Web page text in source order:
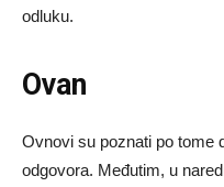
odluku.
Ovan
Ovnovi su poznati po tome
odgovora. Međutim, u